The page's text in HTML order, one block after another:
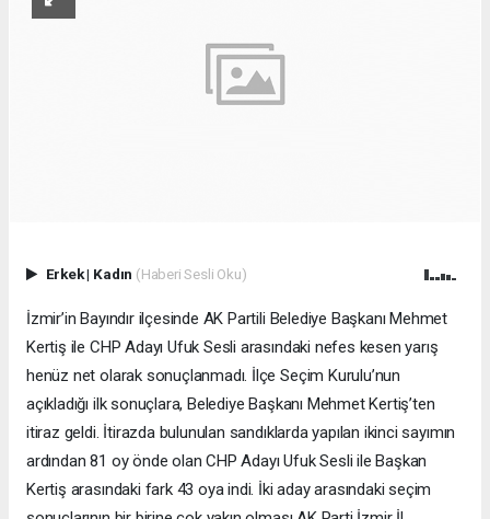
Erkek| Kadın (Haberi Sesli Oku)
İzmir’in Bayındır ilçesinde AK Partili Belediye Başkanı Mehmet
Kertiş ile CHP Adayı Ufuk Sesli arasındaki nefes kesen yarış
henüz net olarak sonuçlanmadı. İlçe Seçim Kurulu’nun
açıkladığı ilk sonuçlara, Belediye Başkanı Mehmet Kertiş’ten
itiraz geldi. İtirazda bulunulan sandıklarda yapılan ikinci sayımın
ardından 81 oy önde olan CHP Adayı Ufuk Sesli ile Başkan
Kertiş arasındaki fark 43 oya indi. İki aday arasındaki seçim